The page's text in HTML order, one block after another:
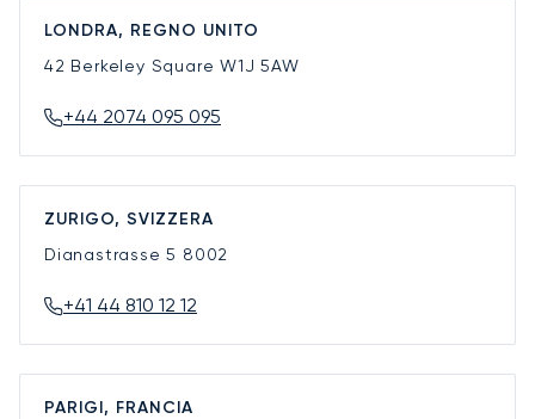
LONDRA, REGNO UNITO
42 Berkeley SquareW1J 5AW
+44 2074 095 095
ZURIGO, SVIZZERA
Dianastrasse 5 8002
+41 44 810 12 12
PARIGI, FRANCIA